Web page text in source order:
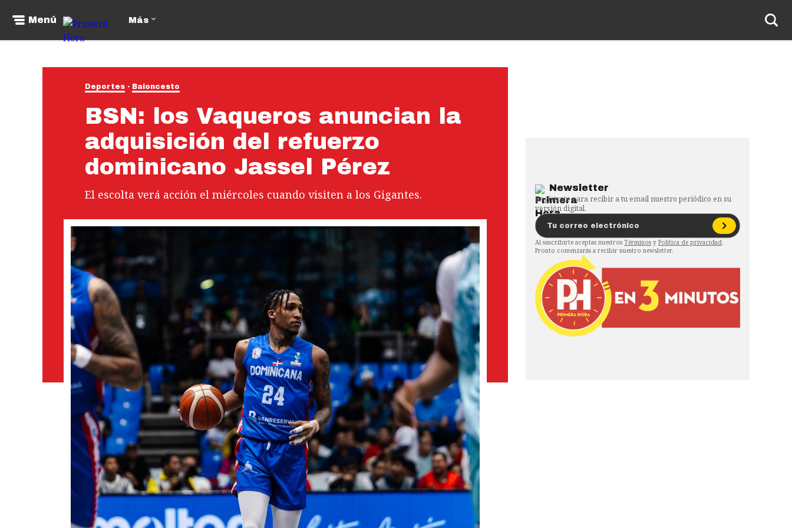
Menú Más
Deportes Baloncesto
BSN: los Vaqueros anuncian la
adquisición del refuerzo
dominicano Jassel Pérez
El escolta verá acción el miércoles cuando visiten a los Gigantes.
Newsletter
Regístrate para recibir a tu email nuestro periódico en su
versión digital.
Al suscribirte aceptas nuestros Términos y Política de privacidad.
Pronto comenzarás a recibir nuestro newsletter.